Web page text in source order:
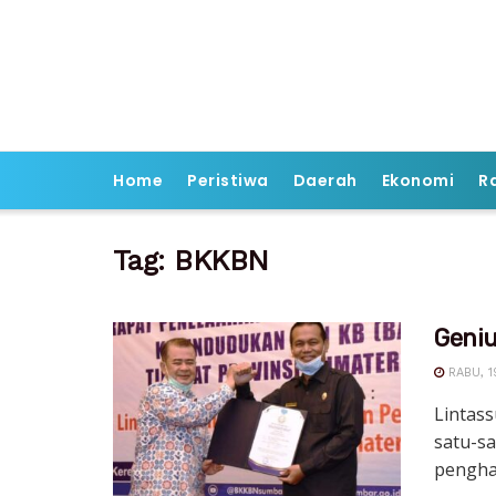
Home Peristiwa Daerah Ekonomi
Tag: BKKBN
RABU,
satu-